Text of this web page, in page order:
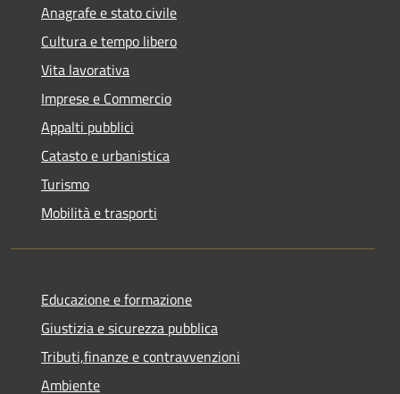
Anagrafe e stato civile
Cultura e tempo libero
Vita lavorativa
Imprese e Commercio
Appalti pubblici
Catasto e urbanistica
Turismo
Mobilità e trasporti
Educazione e formazione
Giustizia e sicurezza pubblica
Tributi,finanze e contravvenzioni
Ambiente